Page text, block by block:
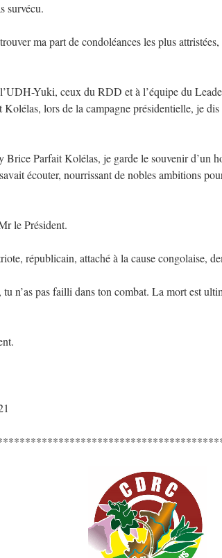
survécu.
ma part de condoléances les plus
Yuki, ceux du RDD et à l’équipe du
lors de la campagne présidentielle, je dis
Brice Parfait Kolélas, je garde le souvenir d’un
écouter, nourrissant de nobles ambitions
le Président.
républicain, attaché à la cause congolaise,
n’as pas failli dans ton combat. La mort est